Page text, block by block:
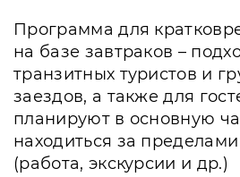
Программа для
на базе завтраков –
транзитных туристов и
заездов, а также для
планируют в основную
находиться за
(работа, экскурсии и др.)